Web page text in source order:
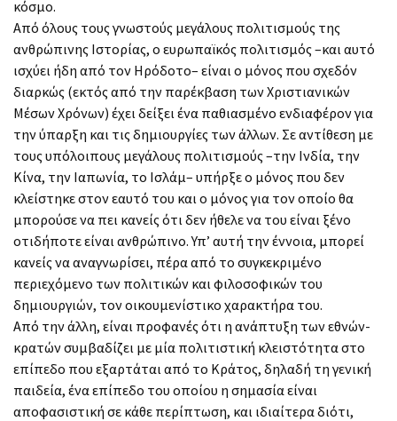
κόσμο.
Από όλους τους γνωστούς μεγάλους πολιτισμούς της
ανθρώπινης Ιστορίας, ο ευρωπαϊκός πολιτισμός –και αυτό
ισχύει ήδη από τον Ηρόδοτο– είναι ο μόνος που σχεδόν
διαρκώς (εκτός από την παρέκβαση των Χριστιανικών
Μέσων Χρόνων) έχει δείξει ένα παθιασμένο ενδιαφέρον για
την ύπαρξη και τις δημιουργίες των άλλων. Σε αντίθεση με
τους υπόλοιπους μεγάλους πολιτισμούς –την Ινδία, την
Κίνα, την Ιαπωνία, το Ισλάμ– υπήρξε ο μόνος που δεν
κλείστηκε στον εαυτό του και ο μόνος για τον οποίο θα
μπορούσε να πει κανείς ότι δεν ήθελε να του είναι ξένο
οτιδήποτε είναι ανθρώπινο. Υπ’ αυτή την έννοια, μπορεί
κανείς να αναγνωρίσει, πέρα από το συγκεκριμένο
περιεχόμενο των πολιτικών και φιλοσοφικών του
δημιουργιών, τον οικουμενίστικο χαρακτήρα του.
Από την άλλη, είναι προφανές ότι η ανάπτυξη των εθνών-
κρατών συμβαδίζει με μία πολιτιστική κλειστότητα στο
επίπεδο που εξαρτάται από το Κράτος, δηλαδή τη γενική
παιδεία, ένα επίπεδο του οποίου η σημασία είναι
αποφασιστική σε κάθε περίπτωση, και ιδιαίτερα διότι,